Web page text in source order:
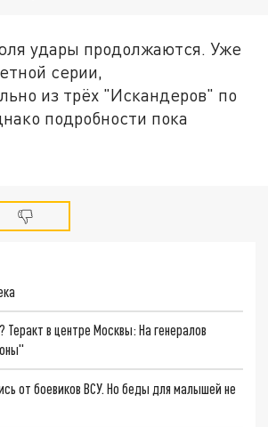
удары продолжаются. Уже
серии,
из трёх "Искандеров" по
подробности пока
в центре Москвы: На генералов
от боевиков ВСУ. Но беды для малышей не